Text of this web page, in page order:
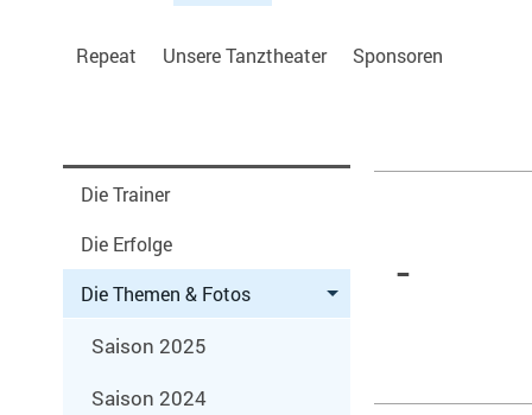
Repeat Unsere Tanztheater Sponsoren
-
Die Trainer
Die Erfolge
Die Themen & Fotos
Saison 2025
Saison 2024